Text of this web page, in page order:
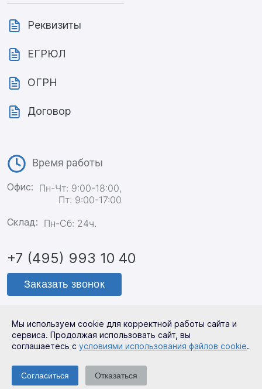
Реквизиты
ЕГРЮЛ
ОГРН
Договор
Время работы
Офис: Пн-Чт: 9:00-18:00,
Пт: 9:00-17:00
Склад: Пн-Сб: 24ч.
+7 (495) 993 10 40
Заказать звонок
Политика конфиденциальности
ООО СтройСет 2026
Все права защищены
Мы используем cookie для корректной работы сайта и
сервиса. Продолжая использовать сайт, вы
соглашаетесь с условиями использования файлов cookie.
Согласиться Отказаться